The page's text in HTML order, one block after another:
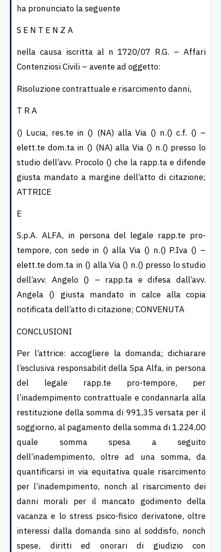
ha pronunciato la seguente
S E N T E N Z A
nella causa iscritta al n 1720/07 R.G. – Affari
Contenziosi Civili – avente ad oggetto:
Risoluzione contrattuale e risarcimento danni,
T R A
() Lucia, res.te in () (NA) alla Via () n.() c.f. () –
elett.te dom.ta in () (NA) alla Via () n.() presso lo
studio dell’avv. Procolo () che la rapp.ta e difende
giusta mandato a margine dell’atto di citazione;
ATTRICE
E
S.p.A. ALFA, in persona del legale rapp.te pro-
tempore, con sede in () alla Via () n.() P.Iva () –
elett.te dom.ta in () alla Via () n.() presso lo studio
dell’avv. Angelo () – rapp.ta e difesa dall’avv.
Angela () giusta mandato in calce alla copia
notificata dell’atto di citazione; CONVENUTA
CONCLUSIONI
Per l’attrice: accogliere la domanda; dichiarare
l’esclusiva responsabilit della Spa Alfa, in persona
del legale rapp.te pro-tempore, per
l’inadempimento contrattuale e condannarla alla
restituzione della somma di 991,35 versata per il
soggiorno, al pagamento della somma di 1.224,00
quale somma spesa a seguito
dell’inadempimento, oltre ad una somma, da
quantificarsi in via equitativa quale risarcimento
per l’inadempimento, nonch al risarcimento dei
danni morali per il mancato godimento della
vacanza e lo stress psico-fisico derivatone, oltre
interessi dalla domanda sino al soddisfo, nonch
spese, diritti ed onorari di giudizio con